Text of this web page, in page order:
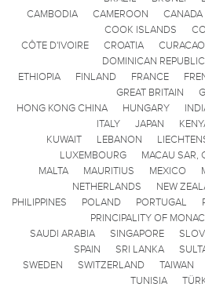
CAMBODIA
CAMEROON CANADA
COOK ISLANDS
CÔTE D'IVOIRE
CROATIA CURACAO
DOMINICAN REPUBLIC
ETHIOPIA
FINLAND FRANCE
GREAT BRITAIN
HONG KONG CHINA
HUNGARY
ITALY
JAPAN
KUWAIT
LEBANON
LUXEMBOURG
MACAU SAR,
MALTA
MAURITIUS MEXICO
NETHERLANDS
NEW
PHILIPPINES
POLAND PORTUGAL
PRINCIPALITY OF
SAUDI ARABIA
SINGAPORE
SPAIN
SRI LANKA
SWEDEN
SWITZERLAND TAIWAN
TUNISIA